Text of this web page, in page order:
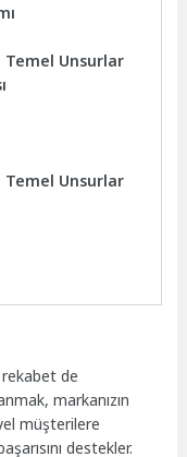
Temel Unsurlar
Temel Unsurlar
de
markanızın
müşterilere
destekler.